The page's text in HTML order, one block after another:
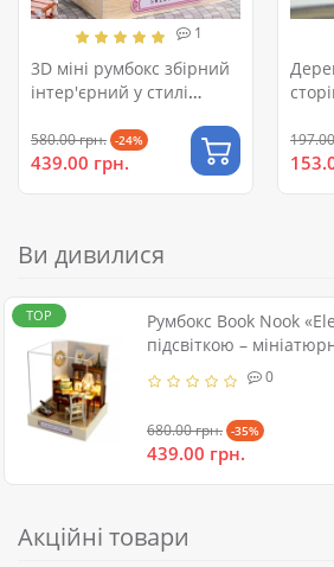
1
3D міні румбокс збірний
інтер'єрний у стилі
580.00 грн. -24%
439.00 грн.
Ви дивилися
TOP
Румбокс Book Nook
підсвіткою –
0
680.00 грн. -35%
439.00 грн.
Акційні товари